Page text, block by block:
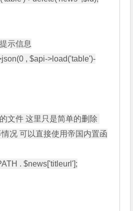
文件 这里只是简单的删除
情况 可以直接使用帝国内置函
. $news['titleurl'];